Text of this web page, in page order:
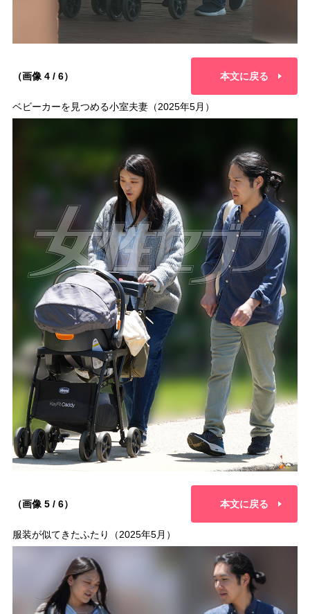
（画像 4 / 6） 本文に戻る
ベビーカーを見つめる小室夫妻（2025年5月）
（画像 5 / 6） 本文に戻る
服装が似てきたふたり（2025年5月）